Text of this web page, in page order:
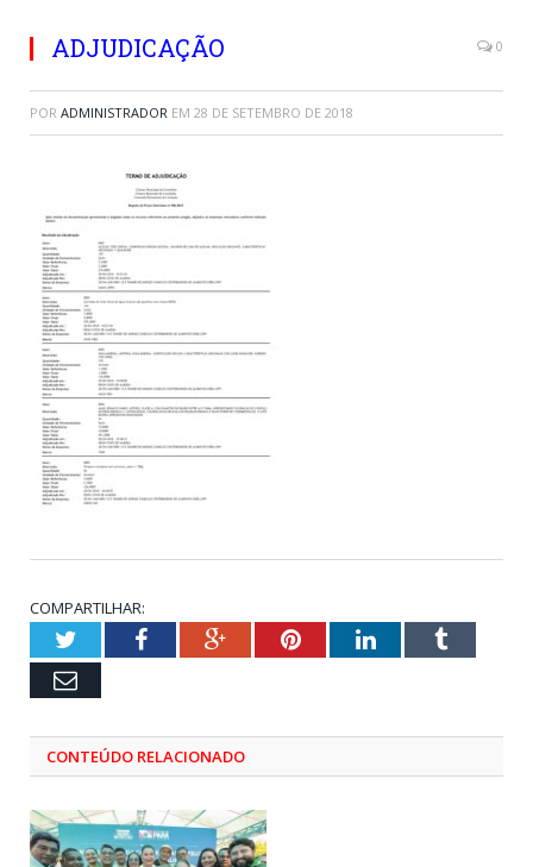
ADJUDICAÇÃO 0
POR ADMINISTRADOR EM 28 DE SETEMBRO DE 2018
COMPARTILHAR:
TwitterFacebookGoogle+PinterestLinkedInTumblr
Email
CONTEÚDO RELACIONADO